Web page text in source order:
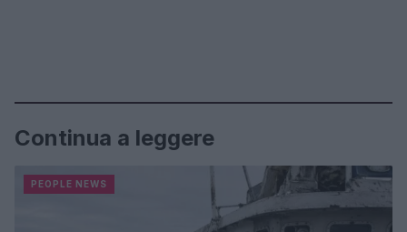
Continua a leggere
PEOPLE NEWS